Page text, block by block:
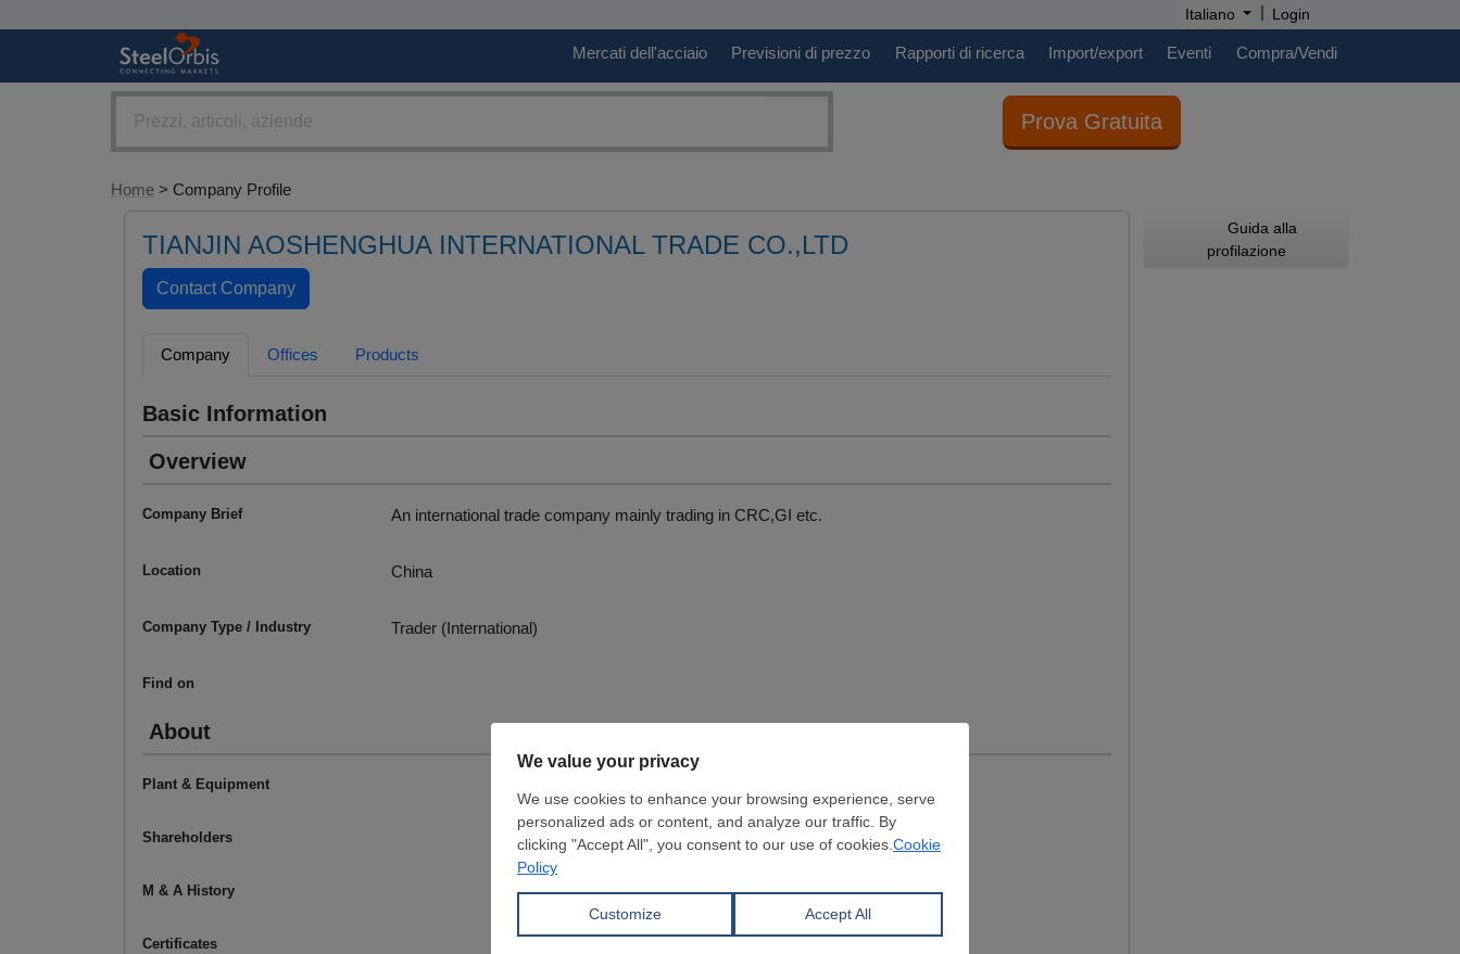
Italiano | Login
Mercati dell'acciaio Previsioni di prezzo Rapporti di ricerca Import/export Eventi Compra/Vendi
Prova Gratuita
Home > Company Profile
TIANJIN AOSHENGHUA INTERNATIONAL TRADE CO.,LTD
Company Offices Products
Basic Information
Overview
Company Brief An international trade company mainly trading in CRC,GI etc.
Location China
Company Type / Industry Trader (International)
Find on
About
Plant & Equipment
Shareholders
M & A History
Certificates
Guida alla
profilazione